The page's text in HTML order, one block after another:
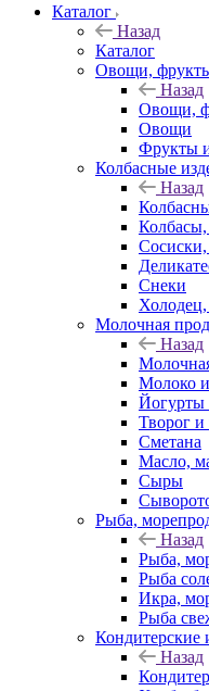
Каталог
Назад
Каталог
Овощи,
Назад
Овощи,
Овощи
Фрукты
Колбасные
Назад
Сосиски,
Снеки
Холодец,
Молочная
Назад
Молоко
Йогурты
Творог
Сметана
Масло,
Сыры
Рыба,
Назад
Рыба,
Рыба
Икра,
Рыба
Кондитерские
Назад